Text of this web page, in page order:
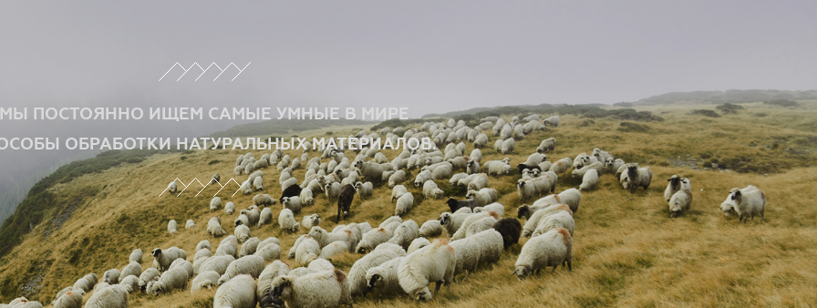
МЫ ПОСТОЯННО ИЩЕМ САМЫЕ УМНЫЕ В МИРЕ
ОБРАБОТКИ НАТУРАЛЬНЫХ МАТЕРИАЛОВ.